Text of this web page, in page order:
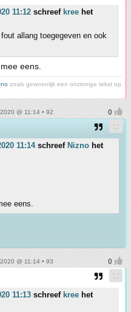
11:12 schreef kree het
allang toegegeven en ook
eens.
zoals gewoonlijk een onzinnige tekst op
@ 11:14 • 92
11:14schreef Nizno het
eens.
@ 11:14 • 93
11:13 schreef kree het